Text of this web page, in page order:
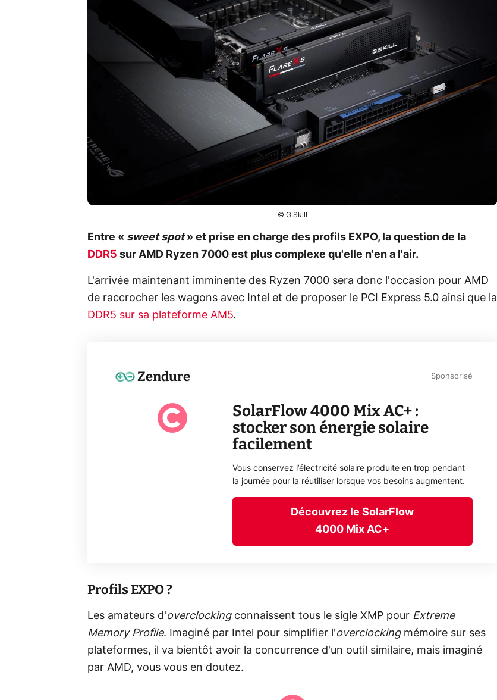
© G.Skill
Entre « sweet spot» et prise en charge des profils EXPO, la question de la
DDR5 sur AMD Ryzen 7000 est plus complexe qu'elle n'en a l'air.
L'arrivée maintenant imminente des Ryzen 7000 sera donc l'occasion pour AMD
de raccrocher les wagons avec Intel et de proposer le PCI Express 5.0 ainsi que la
DDR5 sur sa plateforme AM5.
Zendure Sponsorisé
SolarFlow 4000 Mix AC+ :
stocker son énergie solaire
facilement
Vous conservez l’électricité solaire produite en trop pendant
la journée pour la réutiliser lorsque vos besoins augmentent.
Découvrez le SolarFlow
4000 Mix AC+
Profils EXPO ?
Les amateurs d'overclockingconnaissent tous le sigle XMP pour Extreme
Memory Profile. Imaginé par Intel pour simplifier l'overclockingmémoire sur ses
plateformes, il va bientôt avoir la concurrence d'un outil similaire, mais imaginé
par AMD, vous vous en doutez.